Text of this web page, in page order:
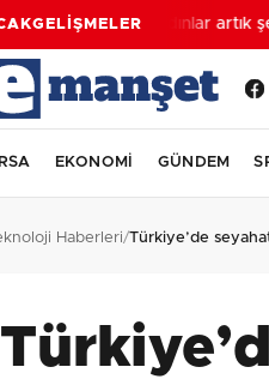
GELİŞMELERKadınlar artık
EKONOMİ GÜNDEM
Haberleri/Türkiye’de